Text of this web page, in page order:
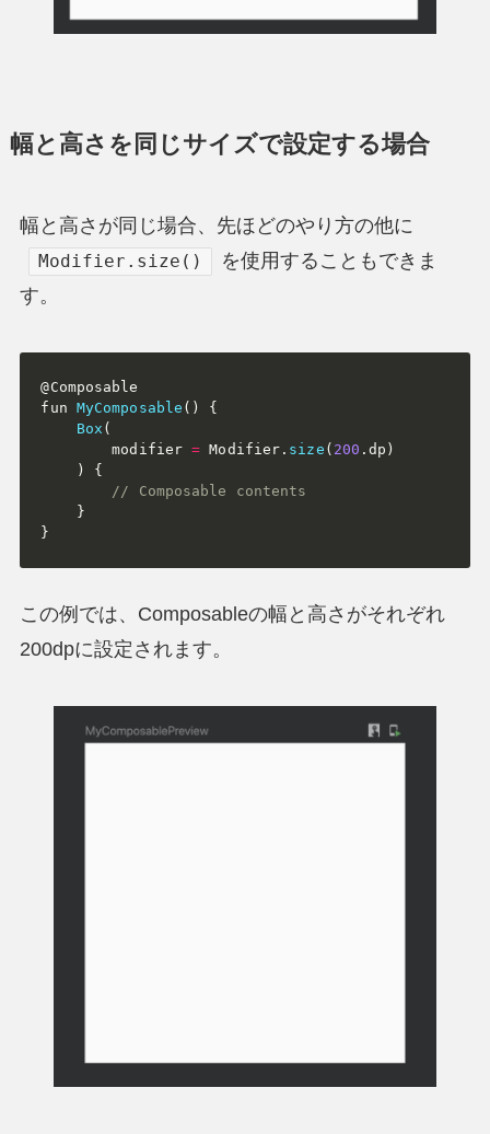
幅と高さを同じサイズで設定する場合
幅と高さが同じ場合、先ほどのやり方の他に
Modifier.size()
を使用することもできま
す。
@Composable
fun MyComposable ( )
{
Box (
modifier = Modifier . size ( 200 .dp )
)
{
// Composable contents
}
}
この例では、Composableの幅と高さがそれぞれ
200dpに設定されます。